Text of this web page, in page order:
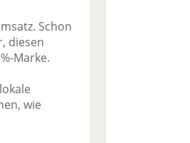
Schon
diesen
Marke.
wie